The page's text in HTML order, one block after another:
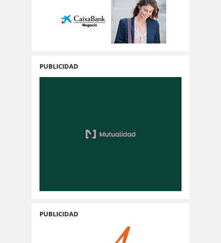
PUBLICIDAD
PUBLICIDAD